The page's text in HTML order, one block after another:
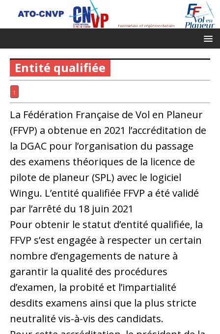
Entité qualifiée
↑
La Fédération Française de Vol en Planeur
(FFVP) a obtenue en 2021 l’accréditation de
la DGAC pour l’organisation du passage
des examens théoriques de la licence de
pilote de planeur (SPL) avec le logiciel
Wingu. L’entité qualifiée FFVP a été validé
par l’arrêté du 18 juin 2021
Pour obtenir le statut d’entité qualifiée, la
FFVP s’est engagée à respecter un certain
nombre d’engagements de nature à
garantir la qualité des procédures
d’examen, la probité et l’impartialité
desdits examens ainsi que la plus stricte
neutralité vis-à-vis des candidats.